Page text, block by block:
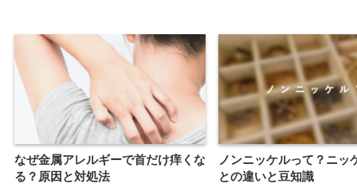
なぜ金属アレルギーで首だけ痒くな
る？原因と対処法
ノンニッケルって？ニッ
との違いと豆知識